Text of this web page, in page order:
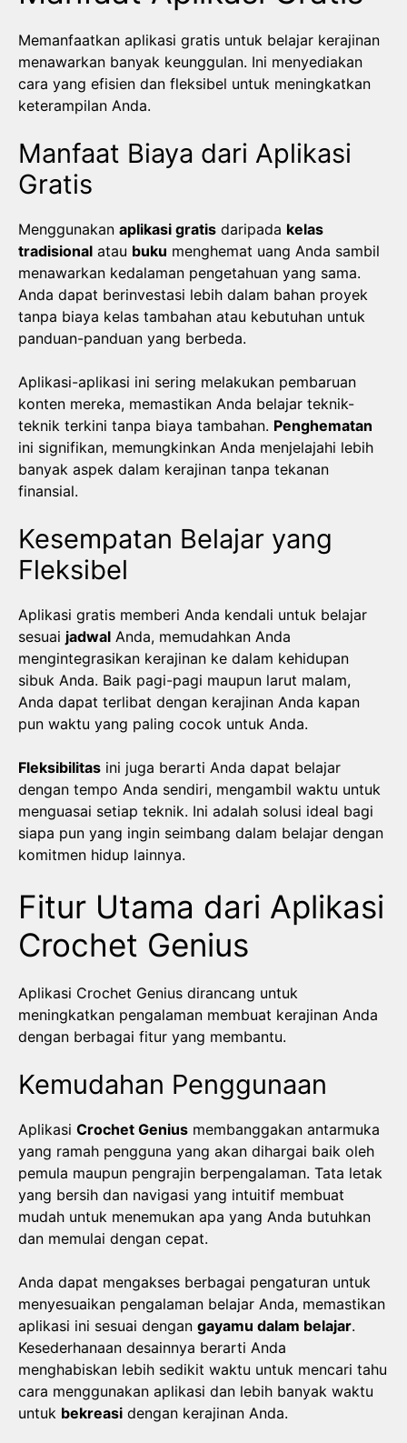
Memanfaatkan aplikasi gratis untuk belajar kerajinan
menawarkan banyak keunggulan. Ini menyediakan
cara yang efisien dan fleksibel untuk meningkatkan
keterampilan Anda.
Manfaat Biaya dari Aplikasi
Gratis
Menggunakan aplikasi gratis daripada kelas
tradisional atau buku menghemat uang Anda sambil
menawarkan kedalaman pengetahuan yang sama.
Anda dapat berinvestasi lebih dalam bahan proyek
tanpa biaya kelas tambahan atau kebutuhan untuk
panduan-panduan yang berbeda.
Aplikasi-aplikasi ini sering melakukan pembaruan
konten mereka, memastikan Anda belajar teknik-
teknik terkini tanpa biaya tambahan. Penghematan
ini signifikan, memungkinkan Anda menjelajahi lebih
banyak aspek dalam kerajinan tanpa tekanan
finansial.
Kesempatan Belajar yang
Fleksibel
Aplikasi gratis memberi Anda kendali untuk belajar
sesuai jadwal Anda, memudahkan Anda
mengintegrasikan kerajinan ke dalam kehidupan
sibuk Anda. Baik pagi-pagi maupun larut malam,
Anda dapat terlibat dengan kerajinan Anda kapan
pun waktu yang paling cocok untuk Anda.
Fleksibilitas ini juga berarti Anda dapat belajar
dengan tempo Anda sendiri, mengambil waktu untuk
menguasai setiap teknik. Ini adalah solusi ideal bagi
siapa pun yang ingin seimbang dalam belajar dengan
komitmen hidup lainnya.
Fitur Utama dari Aplikasi
Crochet Genius
Aplikasi Crochet Genius dirancang untuk
meningkatkan pengalaman membuat kerajinan Anda
dengan berbagai fitur yang membantu.
Kemudahan Penggunaan
Aplikasi Crochet Genius membanggakan antarmuka
yang ramah pengguna yang akan dihargai baik oleh
pemula maupun pengrajin berpengalaman. Tata letak
yang bersih dan navigasi yang intuitif membuat
mudah untuk menemukan apa yang Anda butuhkan
dan memulai dengan cepat.
Anda dapat mengakses berbagai pengaturan untuk
menyesuaikan pengalaman belajar Anda, memastikan
aplikasi ini sesuai dengan gayamu dalam belajar.
Kesederhanaan desainnya berarti Anda
menghabiskan lebih sedikit waktu untuk mencari tahu
cara menggunakan aplikasi dan lebih banyak waktu
untuk bekreasi dengan kerajinan Anda.